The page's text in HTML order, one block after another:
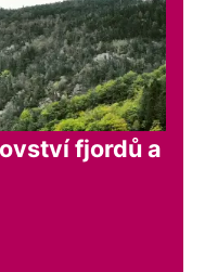
fjordů a